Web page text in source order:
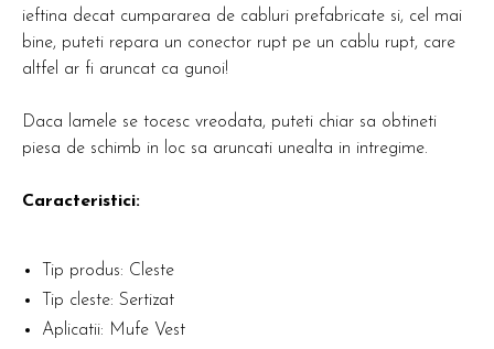
ieftina decat cumpararea de cabluri prefabricate si, cel mai
bine, puteti repara un conector rupt pe un cablu rupt, care
altfel ar fi aruncat ca gunoi!
Daca lamele se tocesc vreodata, puteti chiar sa obtineti
piesa de schimb in loc sa aruncati unealta in intregime.
Caracteristici:
Tip produs: Cleste
Tip cleste: Sertizat
Aplicatii: Mufe Vest